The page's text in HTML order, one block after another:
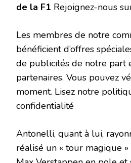
de la F1 Rejoignez-nous
Les membres de notre
bénéficient d’offres
de publicités de notre part
partenaires. Vous pouvez
moment. Lisez notre
confidentialité
Antonelli, quant à lui,
réalisé un « tour magique